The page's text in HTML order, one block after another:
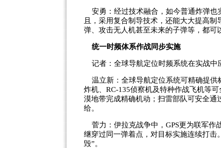
安勇：经过技术融合，如今普通炸弹也
且，采用复合制导技术，还能大大提高
弹、攻击无人机甚至未来的子弹等，都
统一时频体系作战同步实施
记者：全球导航定位时频系统在实战中
温立新：全球导航定位系统可精确提供
炸机、RC-135侦察机及特种作战飞机等
漠地带完成精确机动；扫雷部队可安全
给。
菅力：伊拉克战争中，GPS更为联军作
继穿过同一弹着点，对目标实施连续打击
毁”。